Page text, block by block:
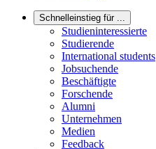
Schnelleinstieg für ...
Studieninteressierte
Studierende
International students
Jobsuchende
Beschäftigte
Forschende
Alumni
Unternehmen
Medien
Feedback